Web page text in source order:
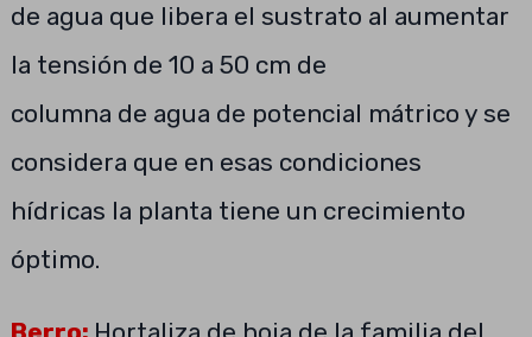
de agua que libera el sustrato al aumentar
la tensión de 10 a 50 cm de
columna de agua de potencial mátrico y se
considera que en esas condiciones
hídricas la planta tiene un crecimiento
óptimo.